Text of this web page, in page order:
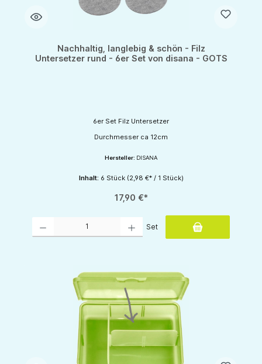
Nachhaltig, langlebig & schön - Filz
Untersetzer rund - 6er Set von disana - GOTS
6er Set Filz Untersetzer
Durchmesser ca 12cm
Hersteller: DISANA
Inhalt: 6 Stück (2,98 €* / 1 Stück)
17,90 €*
Set